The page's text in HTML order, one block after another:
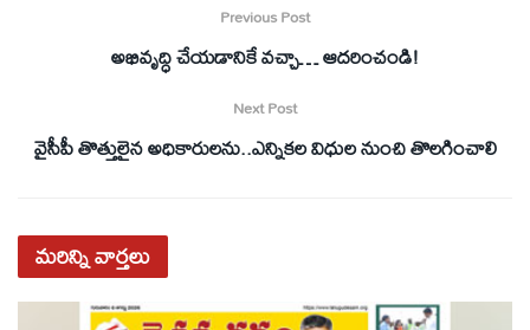
Previous Post
అభివృద్ధి చేయడానికే వచ్చా… ఆదరించండి!
Next Post
వైసీపీ తొత్తులైన అధికారులను..ఎన్నికల విధుల నుంచి తొలగించాలి
మరిన్నివార్తలు